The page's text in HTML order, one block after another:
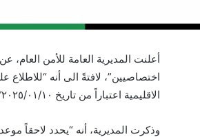
أعلنت المديرية العامة للأمن العام،
اختصاصيين”، لافتةً الى أنه “للاطلاع
الاقليمية اعتباراً من تاريخ ٢٠٢٥/٠١/١٠”.
وذكرت المديرية، أنه “يحدد لاحقاً